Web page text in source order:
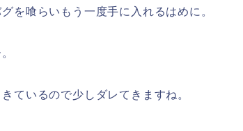
を喰らいもう一度手に入れるはめに。
ているので少しダレてきますね。